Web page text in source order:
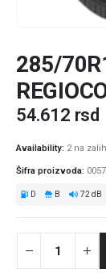
285/
54.612 rsd
Availability: 2 na
Šifra proizvoda:
D B 72 dB